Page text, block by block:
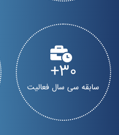
30
سابقه سی سال فعالیت